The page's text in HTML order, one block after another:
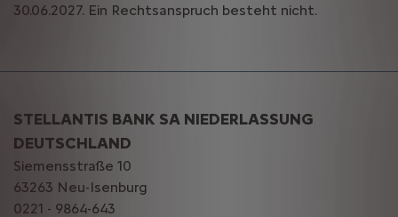
30.06.2027. Ein Rechtsanspruch besteht nicht.
STELLANTIS BANK SA NIEDERLASSUNG
DEUTSCHLAND
Siemensstraße 10
63263 Neu-Isenburg
0221 - 9864-643